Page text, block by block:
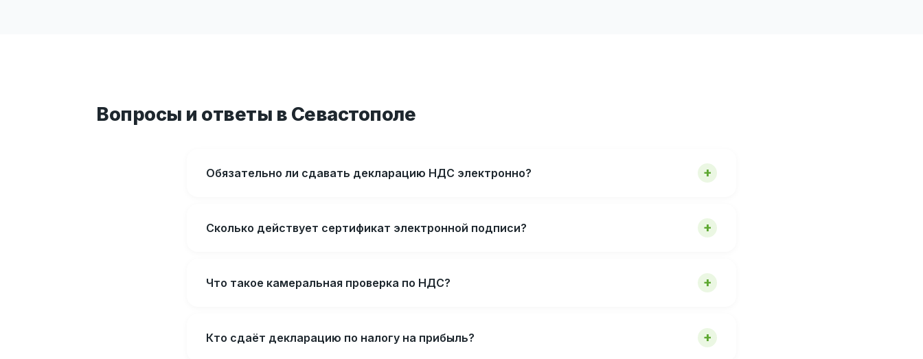
Вопросы и ответы в Севастополе
Обязательно ли сдавать декларацию НДС электронно?
Сколько действует сертификат электронной подписи?
Что такое камеральная проверка по НДС?
Кто сдаёт декларацию по налогу на прибыль?